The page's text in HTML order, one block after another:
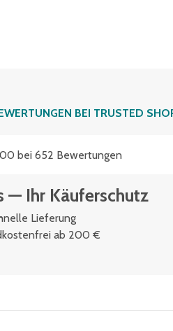
BEI TRUSTED
bei 652 Bewertungen
— Ihr Käuferschutz
Lieferung
ab 200 €